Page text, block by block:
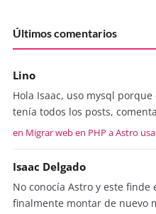
Últimos comentarios
Lino
Hola Isaac, uso mysql
tenía todos los posts,
en Migrar web en PHP a Astro
Isaac Delgado
No conocía Astro y este
finalmente montar de nuevo